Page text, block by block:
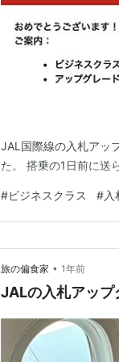
JAL国際線の入札アッ
た。 搭乗の1日前に送
#ビジネスクラス #
旅の偏食家 • 1年前
JALの入札アップ